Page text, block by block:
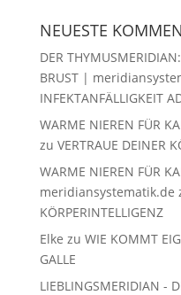
NEUESTE
DER
BRUST |
INFEKTANFÄLLIGKEIT
WARME NIEREN FÜR
zu VERTRAUE DEINER
WARME NIEREN FÜR
meridiansystematik.de
KÖRPERINTELLIGENZ
Elke zu WIE KOMMT
GALLE
LIEBLINGSMERIDIAN -